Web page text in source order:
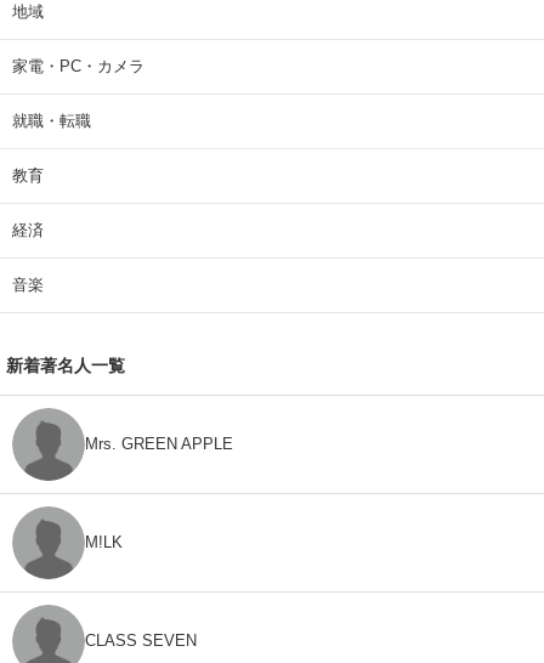
地域
家電・PC・カメラ
就職・転職
教育
経済
音楽
新着著名人一覧
Mrs. GREEN APPLE
M!LK
CLASS SEVEN